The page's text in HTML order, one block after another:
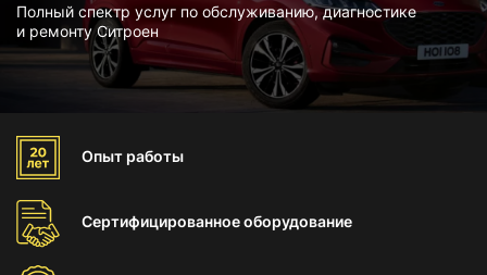
Полный спектр услуг по обслуживанию, диагностике
и ремонту Ситроен
Опыт работы
Сертифицированноеоборудование